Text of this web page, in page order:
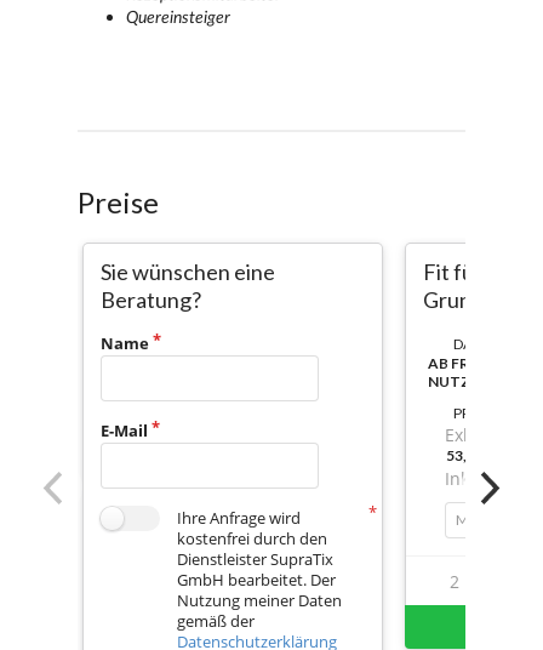
Preise
Sie wünschen eine
Beratung?
Name
E-Mail
Ihre Anfrage wird
kostenfrei durch den
Dienstleister SupraTix
GmbH bearbeitet. Der
Nutzung meiner Daten
gemäß der
Datenschutzerklärung
Fit für die
Grundkurs
DAUER:
AB
NUTZBAR
PREIS
Exkl. Mwst.
Inkl. Mwst.
2